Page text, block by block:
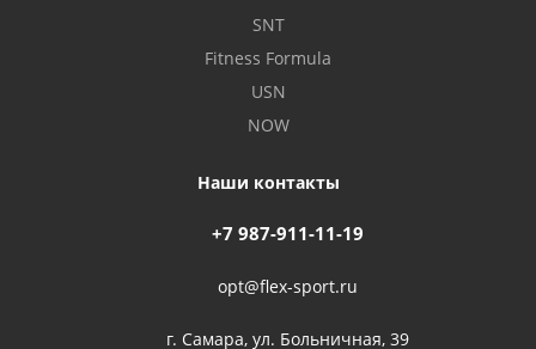
SNT
Fitness Formula
USN
NOW
Наши контакты
+7 987-911-11-19
opt@flex-sport.ru
г. Самара, ул. Больничная, 39